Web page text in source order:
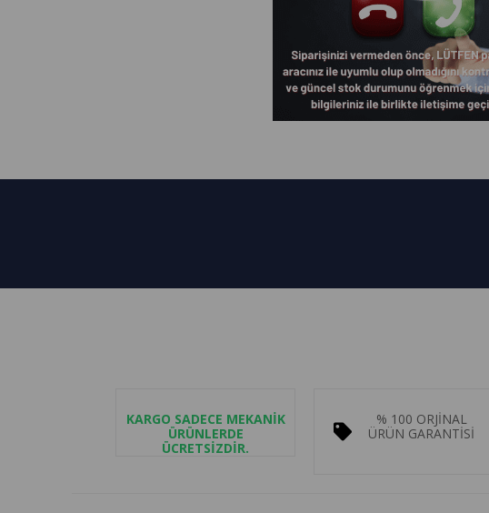
KARGO SADECE MEKANİK
ÜRÜNLERDE
ÜCRETSİZDİR.
% 100 ORJİNAL
ÜRÜN GARANTİSİ